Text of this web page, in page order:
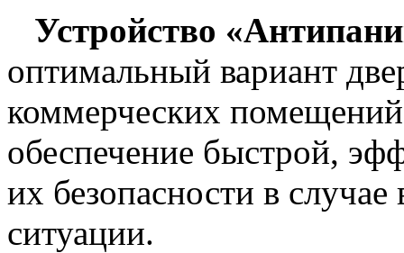
Устройство
оптимальный вариант
коммерческих помещений
обеспечение быстрой,
их безопасности в
ситуации.